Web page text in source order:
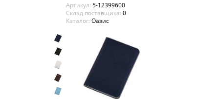
Артикул: 5-12399600
Склад поставщика: 0
Каталог: Оазис